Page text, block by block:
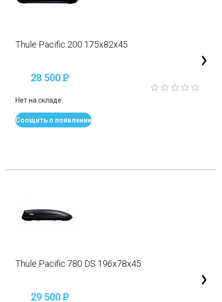
Thule Pacific 200 175x82x45
28 500 P
Нет на складе
Соощить о появлении
Thule Pacific 780 DS 196x78x45
29 500 P